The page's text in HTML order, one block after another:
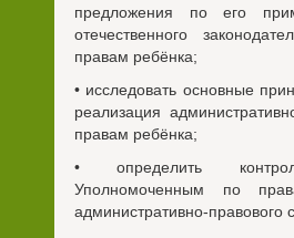
предложения по его
отечественного
правам ребёнка;
• исследовать основные
реализация
правам ребёнка;
• определить
Уполномоченным по
административно-правового